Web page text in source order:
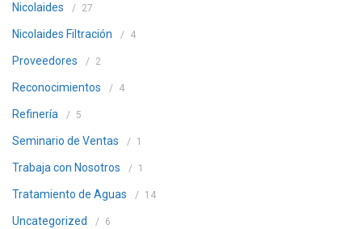
Nicolaides 27
Nicolaides Filtración 4
Proveedores 2
Reconocimientos 4
Refinería 5
Seminario de Ventas 1
Trabaja con Nosotros 1
Tratamiento de Aguas 14
Uncategorized 6